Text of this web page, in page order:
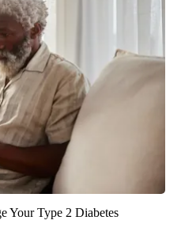
Your Type 2 Diabetes